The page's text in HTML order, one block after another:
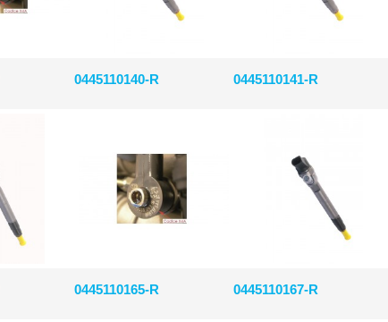
0445110140-R 0445110141-R
0445110165-R 0445110167-R